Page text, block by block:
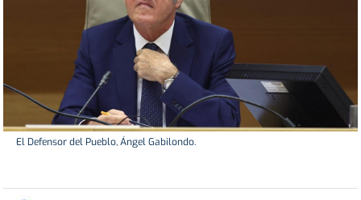
El Defensor del Pueblo, Ángel Gabilondo.